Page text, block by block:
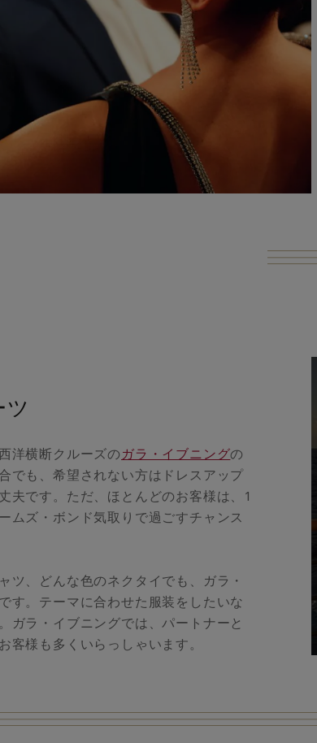
洋横断クルーズの ガラ・イブニングの
でも、希望されない方はドレスアップ
夫です。ただ、ほとんどのお客様は、1
ムズ・ボンド気取りで過ごすチャンス
ツ、どんな色のネクタイでも、ガラ・
す。テーマに合わせた服装をしたいな
ガラ・イブニングでは、パートナーと
客様も多くいらっしゃいます。